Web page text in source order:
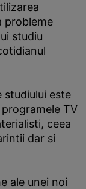
probleme
studiu
studiului este
TV
ceea
dar si
ale unei noi